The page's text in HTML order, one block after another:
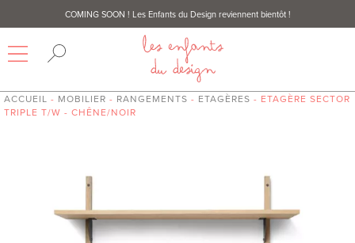
COMING SOON ! Les Enfants du Design reviennent bientôt !
ACCUEIL - MOBILIER - RANGEMENTS - ETAGÈRES - ETAGÈRE SECTOR
TRIPLE T/W - CHÊNE/NOIR